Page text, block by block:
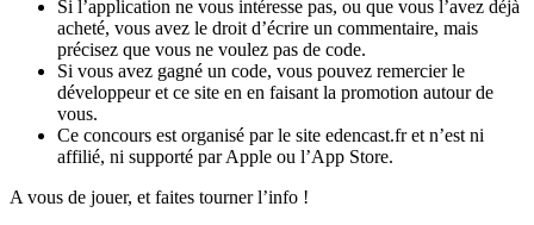
Si l’application ne vous intéresse pas, ou que vous l’avez déjà
acheté, vous avez le droit d’écrire un commentaire, mais
précisez que vous ne voulez pas de code.
Si vous avez gagné un code, vous pouvez remercier le
développeur et ce site en en faisant la promotion autour de
vous.
Ce concours est organisé par le site edencast.fr et n’est ni
affilié, ni supporté par Apple ou l’App Store.
A vous de jouer, et faites tourner l’info !